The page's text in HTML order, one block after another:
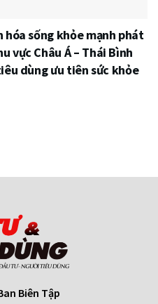
hóa sống khỏe mạnh phát
vực Châu Á – Thái Bình
dùng ưu tiên sức khỏe
Biên Tập